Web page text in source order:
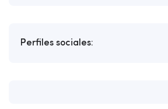
Perfiles sociales: